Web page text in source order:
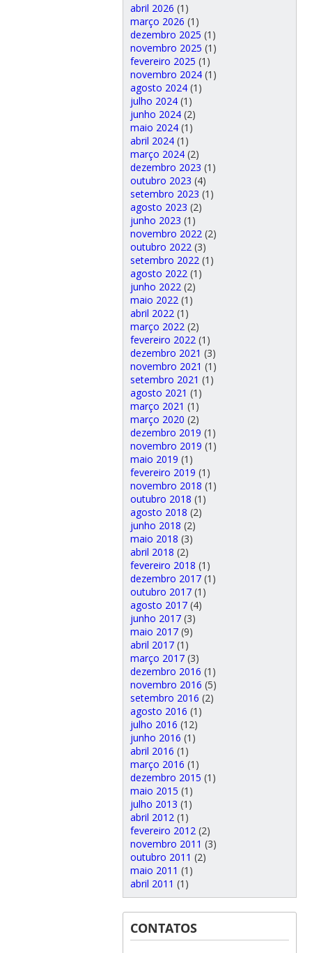
abril 2026 (1)
março 2026 (1)
dezembro 2025 (1)
novembro 2025 (1)
fevereiro 2025 (1)
novembro 2024(1)
agosto 2024(1)
julho 2024(1)
junho 2024(2)
maio 2024(1)
abril 2024(1)
março 2024(2)
dezembro 2023 (1)
outubro 2023 (4)
setembro 2023 (1)
agosto 2023 (2)
junho 2023 (1)
novembro 2022 (2)
outubro 2022 (3)
setembro 2022 (1)
agosto 2022 (1)
junho 2022 (2)
maio 2022 (1)
abril 2022 (1)
março 2022 (2)
fevereiro 2022 (1)
dezembro 2021 (3)
novembro 2021 (1)
setembro 2021 (1)
agosto 2021 (1)
março 2021 (1)
março 2020 (2)
dezembro 2019 (1)
novembro 2019 (1)
maio 2019 (1)
fevereiro 2019 (1)
novembro 2018 (1)
outubro 2018 (1)
agosto 2018 (2)
junho 2018 (2)
maio 2018 (3)
abril 2018 (2)
fevereiro 2018 (1)
dezembro 2017(1)
outubro 2017(1)
agosto 2017(4)
junho 2017(3)
maio 2017(9)
abril 2017(1)
março 2017(3)
dezembro 2016 (1)
novembro 2016 (5)
setembro 2016 (2)
agosto 2016 (1)
julho 2016 (12)
junho 2016 (1)
abril 2016 (1)
março 2016 (1)
dezembro 2015 (1)
maio 2015 (1)
julho 2013 (1)
abril 2012 (1)
fevereiro 2012 (2)
novembro 2011 (3)
outubro 2011 (2)
maio 2011 (1)
abril 2011 (1)
CONTATOS